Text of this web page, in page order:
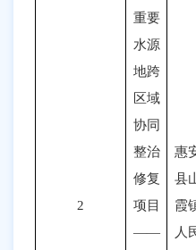
2
重要
水源
地跨
区域
协同
整治
修复
项目
——
惠
县
霞
人